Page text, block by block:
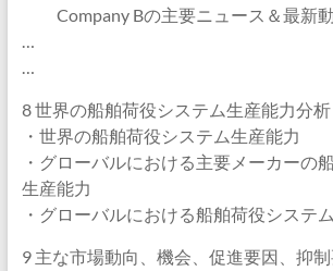
Company Bの主要ニュース＆最新
…
…
8 世界の船舶荷役システム生産能力分析
・世界の船舶荷役システム生産能力
・グローバルにおける主要メーカーの
生産能力
・グローバルにおける船舶荷役システ
9 主な市場動向、機会、促進要因、抑